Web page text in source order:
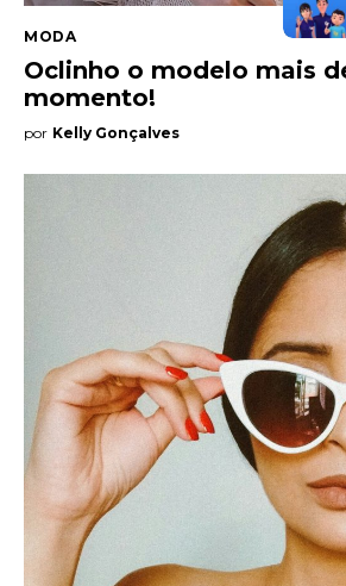
MODA
Oclinho o modelo mais
momento!
por Kelly Gonçalves